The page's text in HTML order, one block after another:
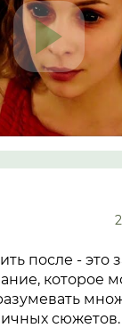
после - это
которое